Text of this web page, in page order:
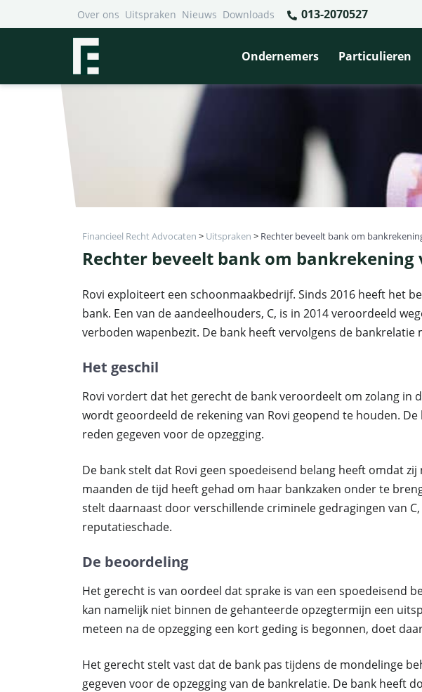
Over ons Uitspraken Nieuws Downloads 013-2070527
Ondernemers Particulieren
Financieel Recht Advocaten > Uitspraken > Rechter beveelt bank om
Rechter beveelt bank om
Rovi exploiteert een schoonmaakbedrijf. Sinds 2016 heeft het
bank. Een van de aandeelhouders, C, is in 2014 veroordeeld
verboden wapenbezit. De bank heeft vervolgens de bankrelatie
Het geschil
Rovi vordert dat het gerecht de bank veroordeelt om zolang in
wordt geoordeeld de rekening van Rovi geopend te houden. De
reden gegeven voor de opzegging.
De bank stelt dat Rovi geen spoedeisend belang heeft omdat zij
maanden de tijd heeft gehad om haar bankzaken onder te
stelt daarnaast door verschillende criminele gedragingen van
reputatieschade.
De beoordeling
Het gerecht is van oordeel dat sprake is van een spoedeisend
kan namelijk niet binnen de gehanteerde opzegtermijn een
meteen na de opzegging een kort geding is begonnen, doet
Het gerecht stelt vast dat de bank pas tijdens de mondelinge
gegeven voor de opzegging van de bankrelatie. De bank heeft